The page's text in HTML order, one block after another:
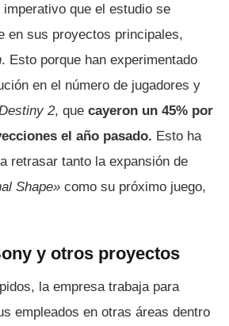
que el estudio se
en sus proyectos principales,
. Esto porque han experimentado
en el número de jugadores y
2, que cayeron un 45% por
el año pasado. Esto ha
retrasar tanto la expansión de
Shape» como su próximo juego,
y otros proyectos
la empresa trabaja para
empleados en otras áreas dentro